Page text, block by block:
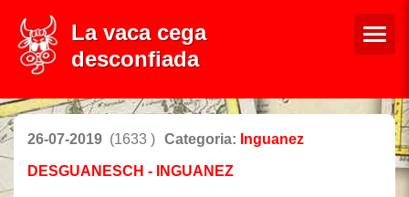
La vaca cega
desconfiada
26-07-2019 (1633 ) Categoria: Inguanez
DESGUANESCH - INGUANEZ